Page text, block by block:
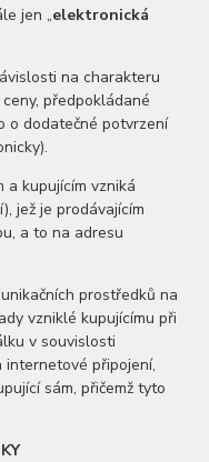
jen „elektronická
na charakteru
předpokládané
o dodatečné potvrzení
kupujícím vzniká
jež je prodávajícím
a to na adresu
prostředků na
vzniklé kupujícímu při
v souvislosti
internetové připojení,
sám, přičemž tyto